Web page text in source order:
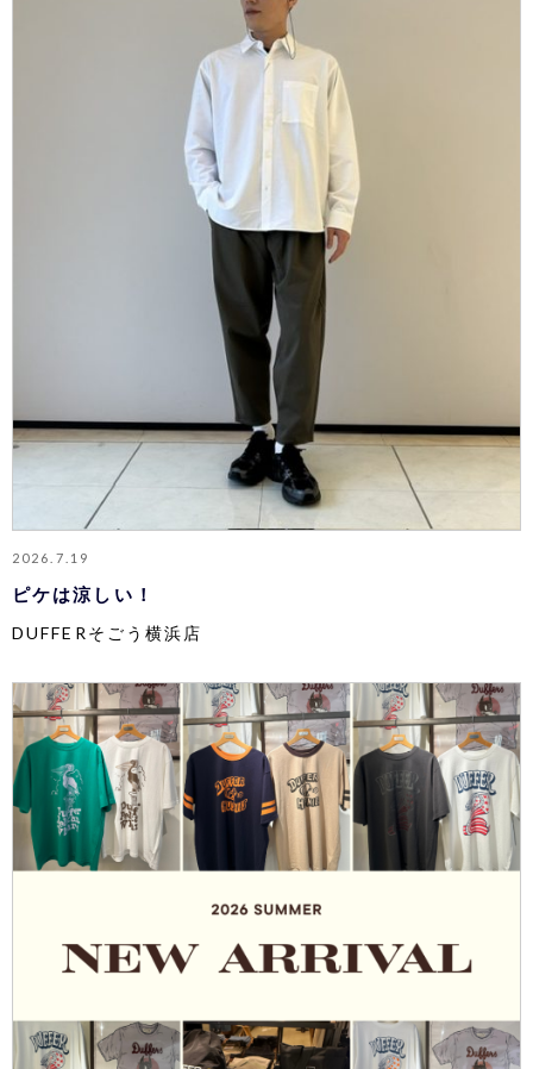
2026.7.19
ピケは涼しい！
DUFFERそごう横浜店